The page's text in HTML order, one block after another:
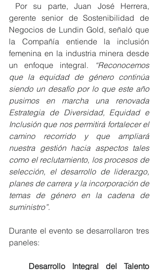
Por su parte, Juan José Herrera,
gerente senior de Sostenibilidad de
Negocios de Lundin Gold, señaló que
la Compañía entiende la inclusión
femenina en la industria minera desde
un enfoque integral.
“Reconocemos
que la equidad de género continúa
siendo un desafío por lo que este año
pusimos en marcha una renovada
Estrategia de Diversidad, Equidad e
Inclusión que nos permitirá fortalecer el
camino recorrido y que ampliará
nuestra gestión hacia aspectos tales
como el reclutamiento, los procesos de
selección, el desarrollo de liderazgo,
planes de carrera y la incorporación de
temas de género en la cadena de
suministro”.
Durante el evento se desarrollaron tres
paneles:
Desarrollo Integral del Talento